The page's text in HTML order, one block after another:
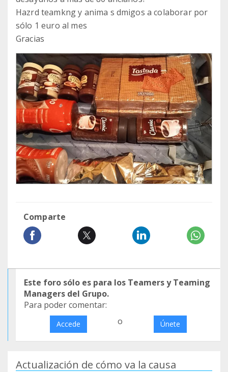
Hazrd teamkng y anima s dmigos a colaborar por
sólo 1 euro al mes
Gracias
Comparte
Este foro sólo es para los Teamers y Teaming
Managers del Grupo.
Para poder comentar:
Accede o Únete
Actualización de cómo va la causa